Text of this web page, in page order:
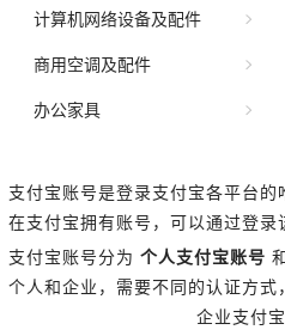
计算机网络设备及配件
商用空调及配件
办公家具
正版软件
车辆采购
印刷服务
支付宝账号是登录支付宝各平台
在支付宝拥有账号，可以通过登录
支付宝账号分为 个人支付宝账号 和
个人和企业，需要不同的认证方
企业支付宝